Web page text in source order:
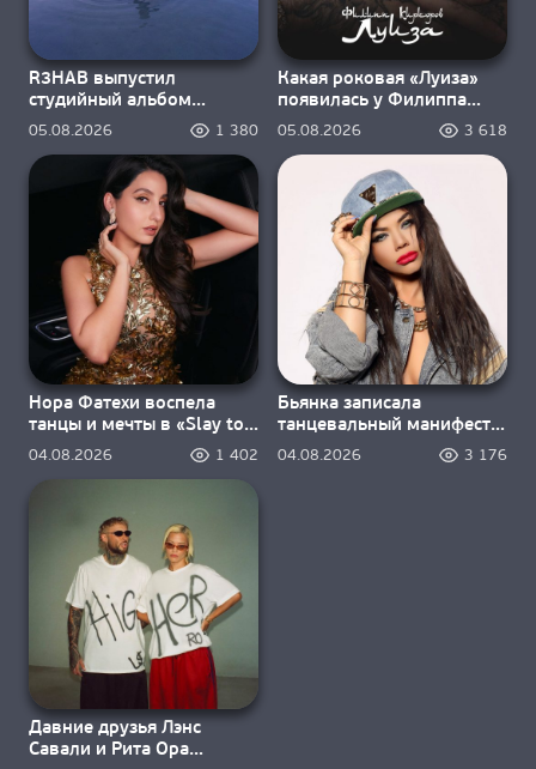
R3HAB выпустил
студийный альбом
«Dream inside a dream»
05.08.2026 1 380
Какая роковая «Луиза»
появилась у Филиппа
Киркорова?
05.08.2026 3 618
Нора Фатехи воспела
танцы и мечты в «Slay to
the Rhythm»
04.08.2026 1 402
Бьянка записала
танцевальный манифест
«Я — машина, я — насос»
04.08.2026 3 176
Давние друзья Лэнс
Савали и Рита Ора